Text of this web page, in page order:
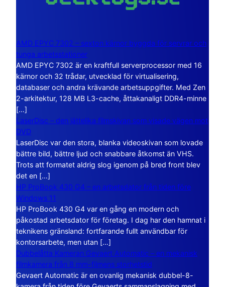
AMD EPYC 7302 – sexton kärnor byggda för servrar och
tunga arbetsstationer
AMD EPYC 7302 är en kraftfull serverprocessor med 16
kärnor och 32 trådar, utvecklad för virtualisering,
databaser och andra krävande arbetsuppgifter. Med Zen
2-arkitektur, 128 MB L3-cache, åttakanaligt DDR4-minne
[…]
LaserDisc – den jättelika filmskivan som visade vägen mot
DVD
LaserDisc var den stora, blanka videoskivan som lovade
bättre bild, bättre ljud och snabbare åtkomst än VHS.
Trots att formatet aldrig slog igenom på bred front blev
det en […]
HP ProBook 430 G4 – en arbetsdator från tiden före
Windows 11
HP ProBook 430 G4 var en gång en modern och
påkostad arbetsdator för företag. I dag har den hamnat i
teknikens gränsland: fortfarande fullt användbar för
kontorsarbete, men utan […]
Dubbelåtta Kameran Gevaert Automatic – en mekanisk
filmkamera från 8 mm-filmens storhetstid
Gevaert Automatic är en ovanlig mekanisk dubbel-8-